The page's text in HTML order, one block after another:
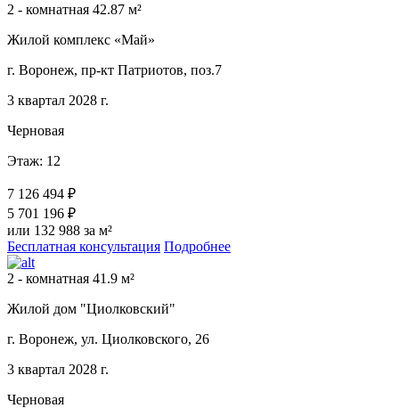
2 - комнатная 42.87 м²
Жилой комплекс «Май»
г. Воронеж, пр-кт Патриотов, поз.7
3 квартал 2028 г.
Черновая
Этаж: 12
7 126 494 ₽
5 701 196 ₽
или 132 988 за м²
Бесплатная консультация Подробнее
2 - комнатная 41.9 м²
Жилой дом "Циолковский"
г. Воронеж, ул. Циолковского, 26
3 квартал 2028 г.
Черновая